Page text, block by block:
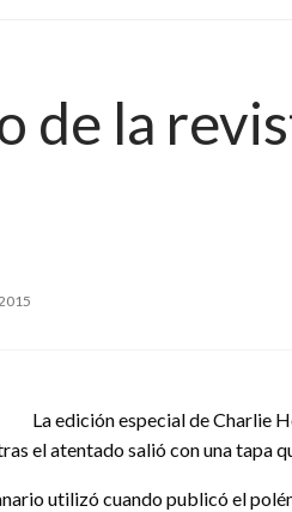
de la
La edición especial de Charlie
el atentado salió con una tapa
utilizó cuando publicó el